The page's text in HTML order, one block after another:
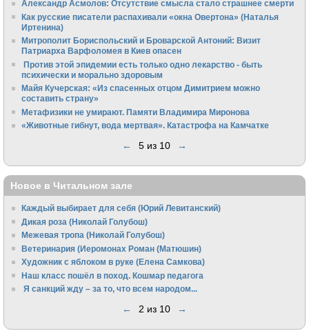
Александр Асмолов: Отсутствие смысла стало страшнее смерти
Как русские писатели распахивали «окна Овертона» (Наталья
Иртенина)
Митрополит Бориспольский и Броварской Антоний: Визит
Патриарха Варфоломея в Киев опасен
Против этой эпидемии есть только одно лекарство - быть
психически и морально здоровым
Майя Кучерская: «Из спасенных отцом Димитрием можно
составить страну»
Метафизики не умирают. Памяти Владимира Миронова
«Животные гибнут, вода мертвая». Катастрофа на Камчатке
← 5 из 10 →
Новое в Читальном зале
Каждый выбирает для себя (Юрий Левитанский)
Дикая роза (Николай Голубош)
Межевая тропа (Николай Голубош)
Ветеринария (Иеромонах Роман (Матюшин)
Художник с яблоком в руке (Елена Самкова)
Наш класс пошёл в поход. Кошмар педагога
Я санкций жду – за то, что всем народом...
← 2 из 10 →